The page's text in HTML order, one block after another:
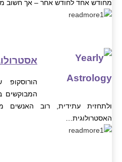
מחודש אחד לחודש אחר – אך חשוב
המבוקשים
ולתחזית עתידית, רוב האנשים
האסטרולוגית…